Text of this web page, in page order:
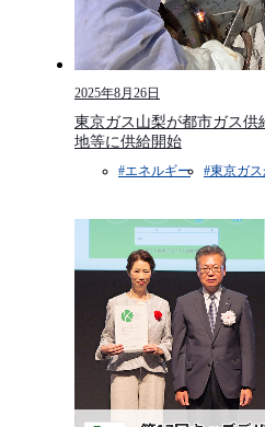
2025年8月26日
東京ガス山梨が都市ガス供
地等に供給開始
#エネルギー #東京ガ